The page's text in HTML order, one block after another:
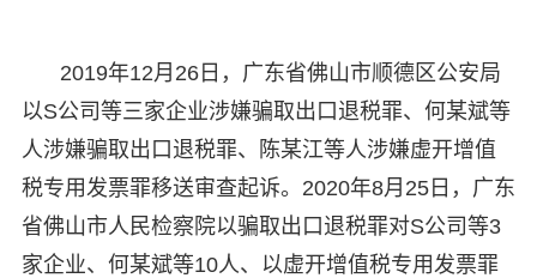
2019年12月26日，广东省佛山市顺德区公安局
以S公司等三家企业涉嫌骗取出口退税罪、何某斌等
人涉嫌骗取出口退税罪、陈某江等人涉嫌虚开增值
税专用发票罪移送审查起诉。2020年8月25日，广东
省佛山市人民检察院以骗取出口退税罪对S公司等3
家企业、何某斌等10人、以虚开增值税专用发票罪